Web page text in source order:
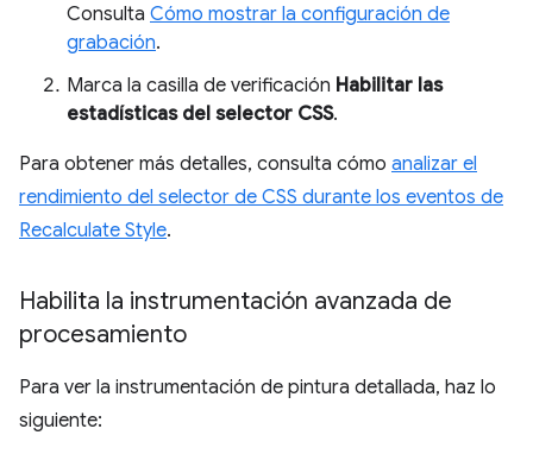
Consulta Cómo mostrar la configuración de
grabación.
Marca la casilla de verificación Habilitar las
estadísticas del selector CSS.
Para obtener más detalles, consulta cómo analizar el
rendimiento del selector de CSS durante los eventos de
Recalculate Style.
Habilita la instrumentación avanzada de
procesamiento
Para ver la instrumentación de pintura detallada, haz lo
siguiente: